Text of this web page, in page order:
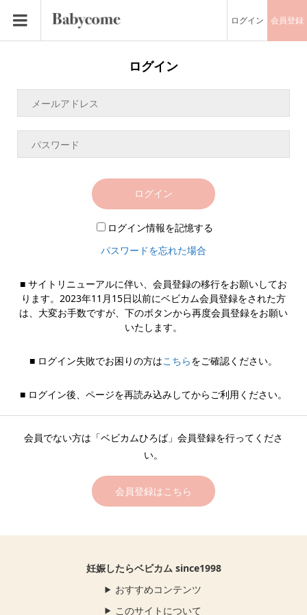
ログイン 会員登録
ログイン
ログイン
ログイン情報を記憶する
パスワードを忘れた場合
■ サイトリニューアルに伴い、会員登録の移行をお願いしてお
ります。2023年11月15日以前にベビカム会員登録をされた方
は、大変お手数ですが、下のボタンから再度会員登録をお願い
いたします。
■ ログイン失敗でお困りの方はこちらをご確認ください。
■ ログイン後、ページを再読み込みしてからご利用ください。
会員でない方は「ベビカムひろば」会員登録を行ってくださ
い。
会員登録はこちら
妊娠したらベビカム since1998
おすすめコンテンツ
このサイトについて